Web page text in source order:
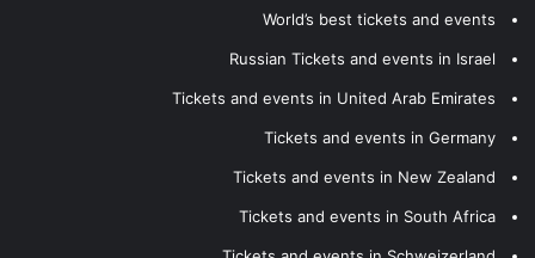
World’s best tickets and events
Russian Tickets and events in Israel
Tickets and events in United Arab Emirates
Tickets and events in Germany
Tickets and events in New Zealand
Tickets and events in South Africa